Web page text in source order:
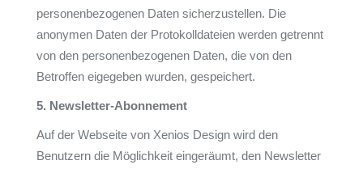
personenbezogenen Daten sicherzustellen. Die
anonymen Daten der Protokolldateien werden getrennt
von den personenbezogenen Daten, die von den
Betroffen eigegeben wurden, gespeichert.
5. Newsletter-Abonnement
Auf der Webseite von Xenios Design wird den
Benutzern die Möglichkeit eingeräumt, den Newsletter